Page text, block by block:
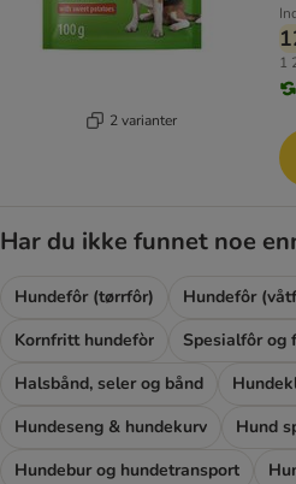
2 varianter
1
Har du ikke funnet noe
Hundefôr (tørrfôr) Hundefôr
Kornfritt hundefòr
Spesialfôr og
Halsbånd, seler og bånd
Hundeseng & hundekurv
Hund
Hundebur og hundetransport